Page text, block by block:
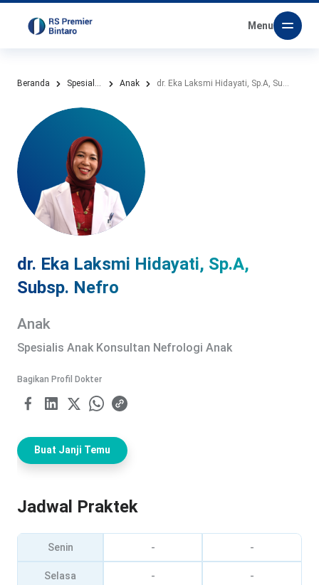
Menu
Beranda Spesialis Kami Anak dr. Eka Laksmi Hidayati, Sp.A, Subsp. Nefro
dr. Eka Laksmi Hidayati, Sp.A,
Subsp. Nefro
Anak
Spesialis Anak Konsultan Nefrologi Anak
Bagikan Profil Dokter
Buat Janji Temu
Jadwal Praktek
Senin - -
Selasa - -